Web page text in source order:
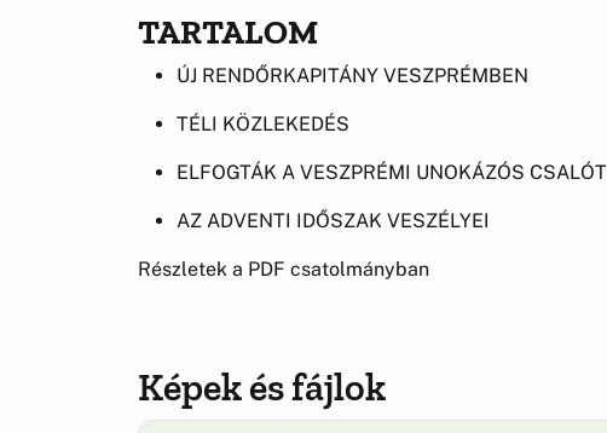
TARTALOM
ÚJ RENDŐRKAPITÁNY VESZPRÉMBEN
TÉLI KÖZLEKEDÉS
ELFOGTÁK A VESZPRÉMI UNOKÁZÓS CSALÓT
AZ ADVENTI IDŐSZAK VESZÉLYEI
Részletek a PDF csatolmányban
Képek és fájlok